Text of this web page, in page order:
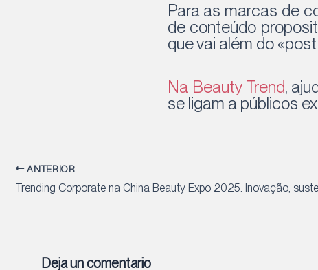
Para as marcas de
de conteúdo
que vai além do
Na Beauty Trend,
se ligam a públicos
Navegación
de
ANTERIOR
Deja un comentario